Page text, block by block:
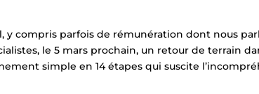
y compris parfois de rémunération dont nous
le 5 mars prochain, un retour de terrain
simple en 14 étapes qui suscite